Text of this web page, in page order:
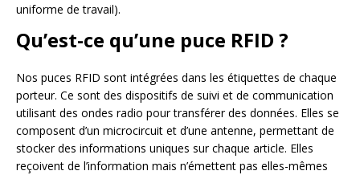
uniforme de travail).
Qu’est-ce qu’une puce RFID ?
Nos puces RFID sont intégrées dans les étiquettes de chaque
porteur. Ce sont des dispositifs de suivi et de communication
utilisant des ondes radio pour transférer des données. Elles se
composent d’un microcircuit et d’une antenne, permettant de
stocker des informations uniques sur chaque article. Elles
reçoivent de l’information mais n’émettent pas elles-mêmes